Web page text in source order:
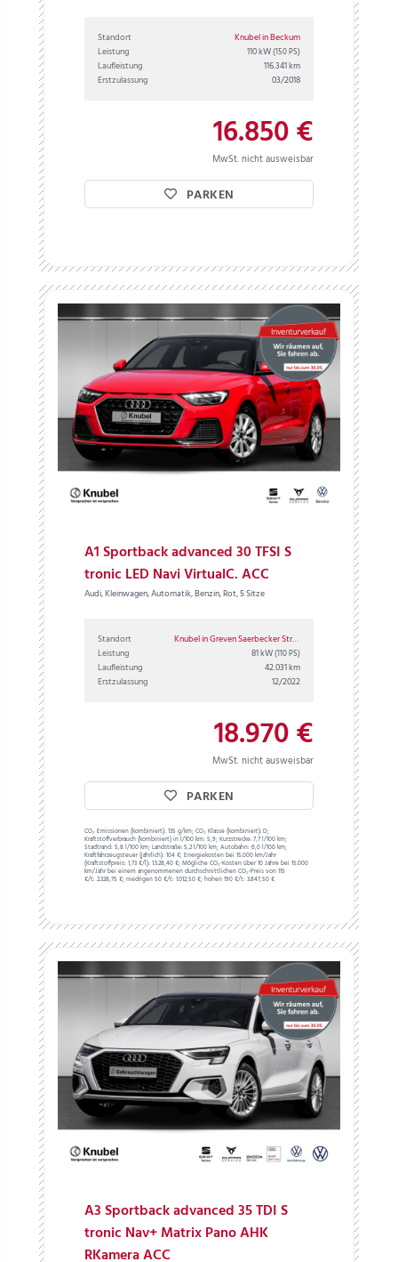
Standort
Knubel in Beckum
Leistung
110 kW(150 PS)
Laufleistung
116.341 km
Erstzulassung
03/2018
16.850 €
MwSt. nicht ausweisbar
PARKEN
A1 Sportback advanced 30 TFSI S
tronic LED Navi VirtualC. ACC
Audi, Kleinwagen, Automatik, Benzin, Rot, 5 Sitze
Standort
Knubel in Greven Saerbecker Straße
Leistung
81 kW(110 PS)
Laufleistung
42.031 km
Erstzulassung
12/2022
18.970 €
MwSt. nicht ausweisbar
PARKEN
CO₂ Emissionen (kombiniert): 135 g/km;CO₂ Klasse (kombiniert): D;
Kraftstoffverbrauch (kombiniert) in l/100 km: 5,9;Kurzstrecke: 7,7 l/100 km;
Stadtrand: 5,8 l/100 km;Landstraße: 5,2 l/100 km;Autobahn: 6,0 l/100 km;
Kraftfahrzeugsteuer (jährlich): 104 €;Energiekosten bei 15.000 km/Jahr
(Kraftstoffpreis: 1,73€/l): 1.528,40 €;Mögliche CO₂-Kosten über 10 Jahre bei 15.000
km/Jahr bei einem angenommenen durchschnittlichen CO₂-Preis von 115
€/t: 2.328,75 €; niedrigen 50 €/t: 1.012,50 €; hohen 190 €/t: 3.847,50 €
A3 Sportback advanced 35 TDI S
tronic Nav+ Matrix Pano AHK
RKamera ACC